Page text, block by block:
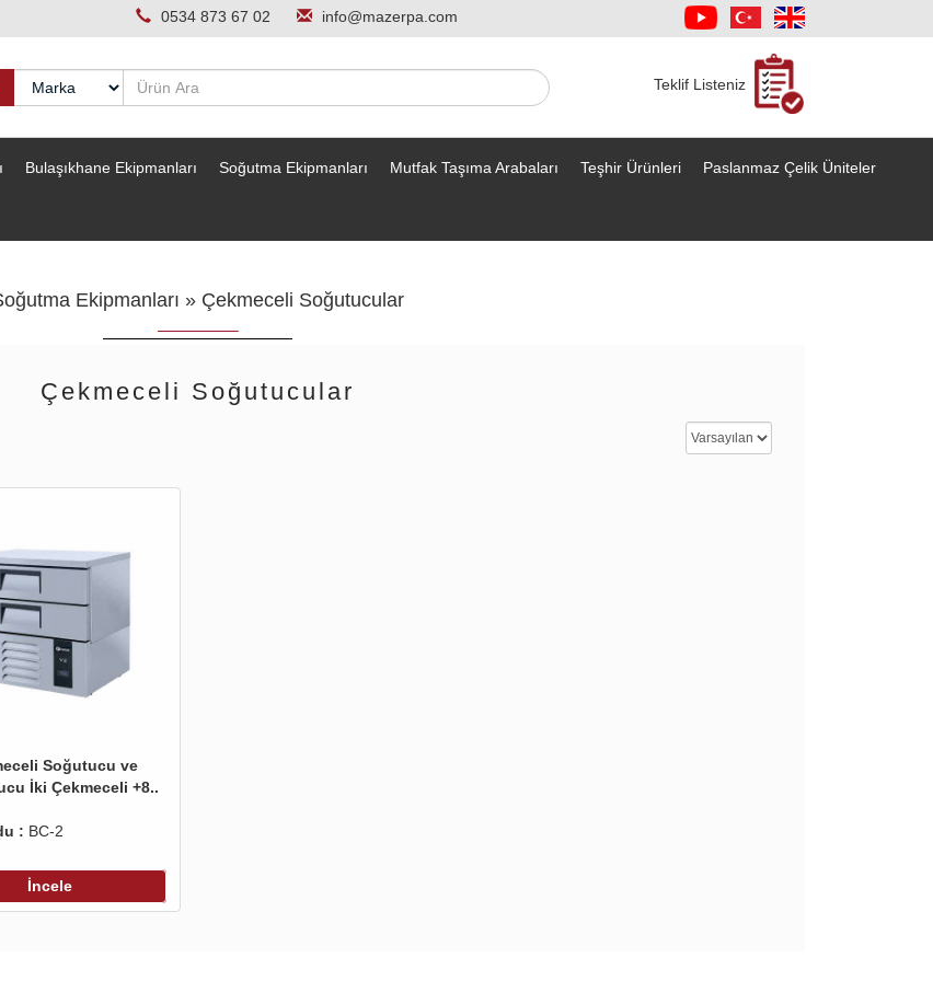
0534 873 67 02 info@mazerpa.com
Teklif Listeniz
Bulaşıkhane Ekipmanları Soğutma Ekipmanları Mutfak Taşıma Arabaları Teşhir Ürünleri Paslanmaz Çelik Üniteler
Ekipmanları » Çekmeceli Soğutucular
Çekmeceli Soğutucular
Soğutucu ve
İki Çekmeceli +8..
: BC-2
İncele